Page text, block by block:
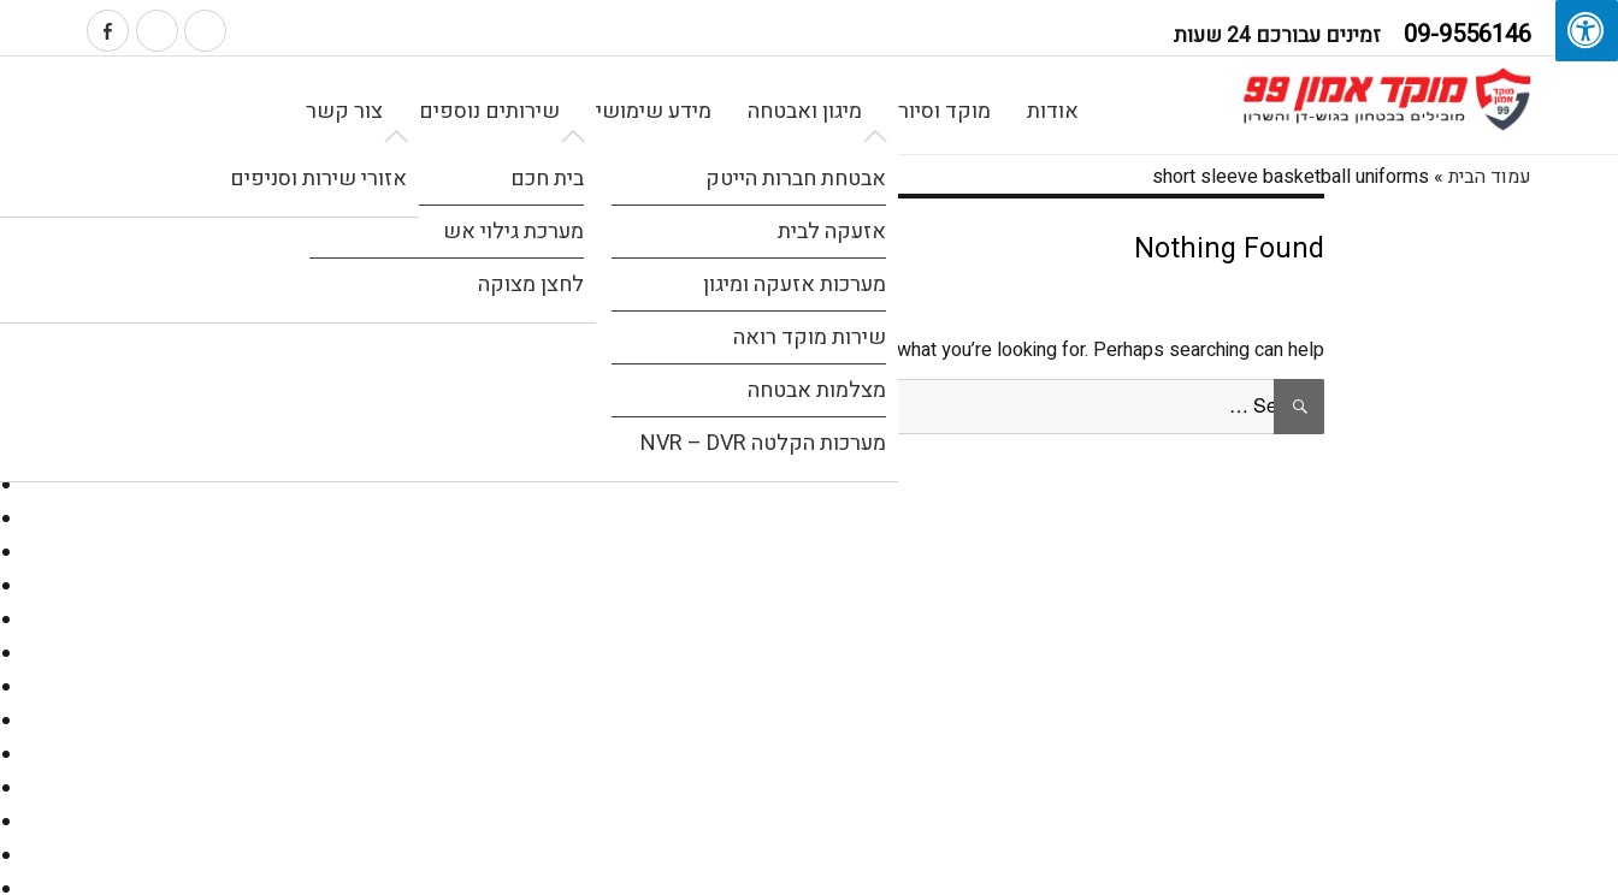
09-9556146 זמינים עבורכם 24 שעות
אודות מוקד וסיור מיגון ואבטחה
אבטחת חברות הייטק
אזעקה לבית
מערכות אזעקה ומיגון
שירות מוקד רואה
מצלמות אבטחה
מערכות הקלטה NVR – DVR
מידע שימושי שירותים נוספים
בית חכם
מערכת גילוי אש
לחצן מצוקה
צור קשר
אזורי שירות וסניפים עמוד הבית»
short sleeve basketball uniforms
Nothing Found
It seems we can’t find what you’re looking for. Perhaps searching can help.
Search
for:
SEARCH